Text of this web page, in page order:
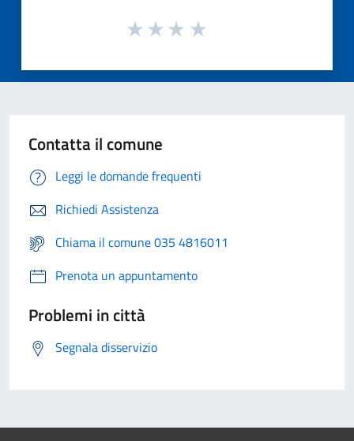
Contatta il comune
Leggi le domande frequenti
Richiedi Assistenza
Chiama il comune 035 4816011
Prenota un appuntamento
Problemi in città
Segnala disservizio